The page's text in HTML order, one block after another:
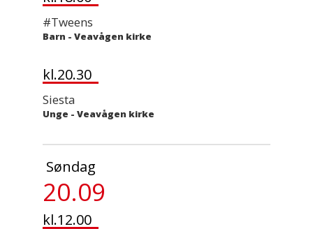
#Tweens
Barn - Veavågen kirke
kl.20.30
Siesta
Unge - Veavågen kirke
Søndag
20.09
kl.12.00